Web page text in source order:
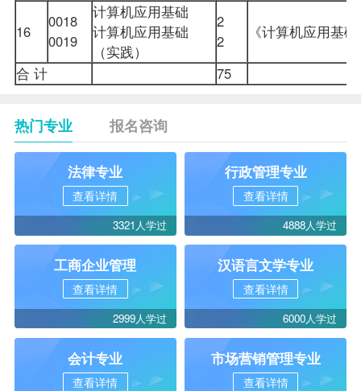
16
0018
0019
计算机应用基础
计算机应用基础
（实践）
2
2
《计算机应用基
合 计 75
热门专业 报名咨询
法律专业
查看详情
3321人学过
行政管理专业
查看详情
4888人学过
工商企业管理
查看详情
2999人学过
汉语言文学专业
查看详情
6000人学过
会计专业
查看详情
市场营销管理专业
查看详情